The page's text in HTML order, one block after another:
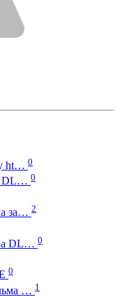
ht… 0
DL… 0
за… 2
DL… 0
0
… 1